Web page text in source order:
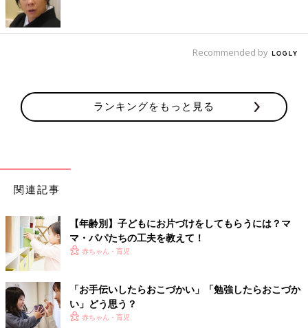
2才代なら？
ちょっとだけ大人の戦力になるお手伝いができます
自分が食べた食器をキッチンに運ぶことができるように。食器を
受け取ったときは、必ず笑顔で「ありがとう」と伝えて。
子どもがふきやすいように小さなぞうきんを用意。子どもは内
側、ママ・パパは外側と、窓を挟んで向かい合ってふくと楽しさ
倍増。
[お出かけの準備]
「○○くん、公園行こうね！」と声をかけながら、親子で一緒にお
出かけの準備を。「お出かけに持って行くものは何かな？」と声
Recommended by
ランキングをもっと見る
関連記事
【年齢別】子どもにお片づけをしてもらうには？マ
マ・パパたちの工夫を教えて！
赤ちゃん・育児
「お手伝いしたらおこづかい」「勉強したらおこづか
い」どう思う？
赤ちゃん・育児